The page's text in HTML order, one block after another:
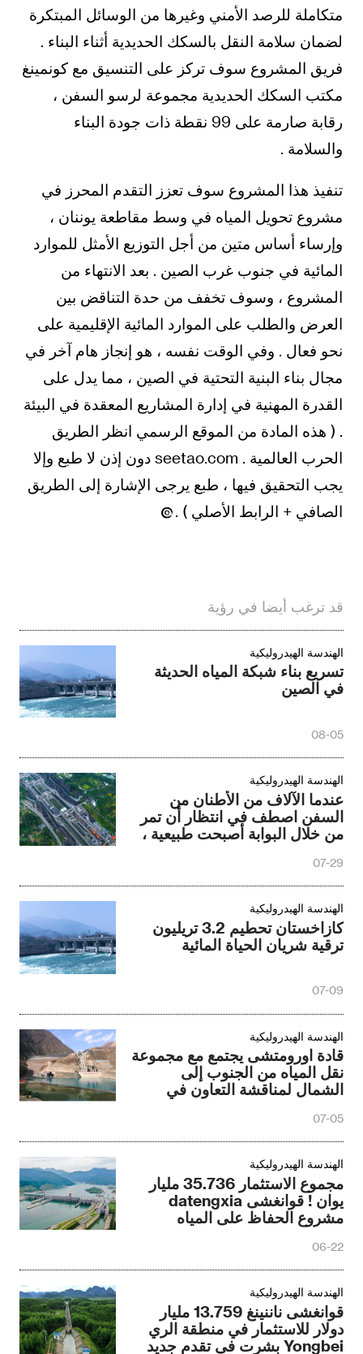
متكاملة للرصد الأمني وغيرها من الوسائل المبتكرة
لضمان سلامة النقل بالسكك الحديدية أثناء البناء .
فريق المشروع سوف تركز على التنسيق مع كونمينغ
مكتب السكك الحديدية مجموعة لرسو السفن ،
رقابة صارمة على 99 نقطة ذات جودة البناء
والسلامة .
تنفيذ هذا المشروع سوف تعزز التقدم المحرز في
مشروع تحويل المياه في وسط مقاطعة يوننان ،
وإرساء أساس متين من أجل التوزيع الأمثل للموارد
المائية في جنوب غرب الصين . بعد الانتهاء من
المشروع ، وسوف تخفف من حدة التناقض بين
العرض والطلب على الموارد المائية الإقليمية على
نحو فعال . وفي الوقت نفسه ، هو إنجاز هام آخر في
مجال بناء البنية التحتية في الصين ، مما يدل على
القدرة المهنية في إدارة المشاريع المعقدة في البيئة
. ( هذه المادة من الموقع الرسمي انظر الطريق
الحرب العالمية . seetao.com دون إذن لا طبع وإلا
يجب التحقيق فيها ، طبع يرجى الإشارة إلى الطريق
الصافي + الرابط الأصلي ) .
قد ترغب أيضا في رؤية
الهندسة الهيدروليكية
تسريع بناء شبكة المياه الحديثة
في الصين
08-05
الهندسة الهيدروليكية
عندما الآلاف من الأطنان من
السفن اصطف في انتظار أن تمر
من خلال البوابة أصبحت طبيعية ،
اليانغتسى .
07-29
الهندسة الهيدروليكية
كازاخستان تحطيم 3.2 تريليون
ترقية شريان الحياة المائية
07-09
الهندسة الهيدروليكية
قادة اورومتشى يجتمع مع مجموعة
نقل المياه من الجنوب إلى
الشمال لمناقشة التعاون في
07-05
الهندسة الهيدروليكية
مجموع الاستثمار 35.736 مليار
يوان ! قوانغشى datengxia
مشروع الحفاظ على المياه
06-22
الهندسة الهيدروليكية
قوانغشى ناننينغ 13.759 مليار
دولار للاستثمار في منطقة الري
Yongbei بشرت في تقدم جديد